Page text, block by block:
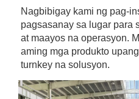
Nagbibigay kami ng pag-
pagsasanay sa lugar para
at maayos na operasyon.
aming mga produkto
turnkey na solusyon.